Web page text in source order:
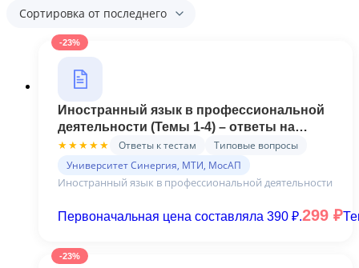
-23%
Иностранный язык в профессиональной
деятельности (Темы 1-4) – ответы на
Итоговый и Компетентностный тесты
Синергия
★★★★★ Ответы к тестам
Типовые вопросы
Университет Синергия, МТИ, МосАП
Иностранный язык в профессиональной деятельности
Первоначальная цена составляла 390 ₽.299 ₽
-23%